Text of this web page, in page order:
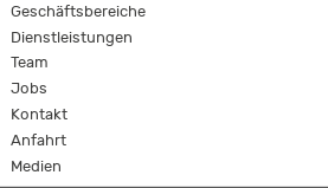
Geschäftsbereiche
Dienstleistungen
Team
Jobs
Kontakt
Anfahrt
Medien